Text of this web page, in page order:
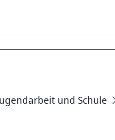
und Schule